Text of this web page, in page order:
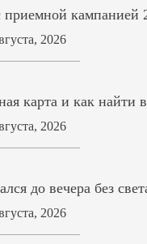
приемной кампанией
2026
карта и как найти
2026
до вечера без
2026